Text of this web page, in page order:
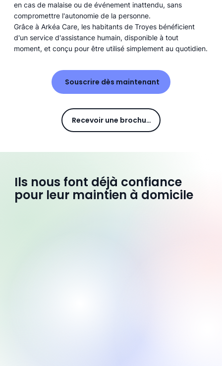
en cas de malaise ou de événement inattendu, sans
compromettre l'autonomie de la personne.
Grâce à Arkéa Care, les habitants de Troyes bénéficient
d'un service d'assistance humain, disponible à tout
moment, et conçu pour être utilisé simplement au quotidien.
Souscrire dès maintenant
Recevoir une brochure
Ils nous font déjà confiance
pour leur maintien à domicile